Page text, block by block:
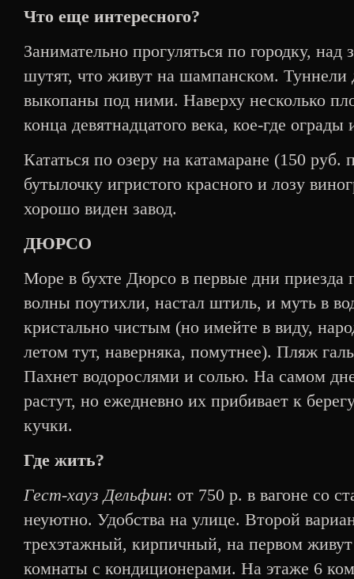
Что еще интересного?
Занимательно прогуляться по городку,
шутят, что живут на шампанском. Туннели
выкопаны под ними. Наверху несколько
конца девятнадцатого века, кое-где ограды
Кататься по озеру на катамаране (150 руб.
бутылочку игристого красного и лозу
хорошо виден завод.
ДЮРСО
Море в бухте Дюрсо в первые дни приезда
волны поутихли, настал штиль, и муть в
кристально чистым (но имейте в виду,
летом тут, наверняка, помутнее). Пляж
Пахнет водорослями и солью. На самом
растут, но ежедневно их прибивает к
кучки.
Где жить?
Гест-хауз Дельфин: от 750 р. в вагоне со
неуютно. Удобства на улице. Второй
трехэтажный, кирпичный, на первом
комнаты с кондиционерами. На этаже 6